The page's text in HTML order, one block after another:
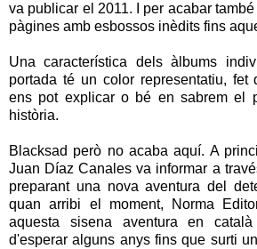
va publicar el 2011. I per acabar
pàgines amb esbossos inèdits fins
Una característica dels àlbums
portada té un color representatiu,
ens pot explicar o bé en sabrem el
història.
Blacksad però no acaba aquí. A
Juan Díaz Canales va informar a
preparant una nova aventura del
quan arribi el moment, Norma
aquesta sisena aventura en
d'esperar alguns anys fins que surti